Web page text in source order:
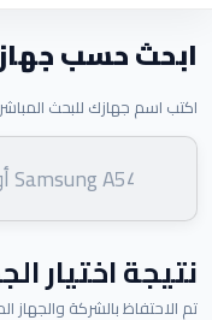
ابحث حسب
اكتب اسم جهازك للبحث
نتيجة اختيار
تم الاحتفاظ بالشركة